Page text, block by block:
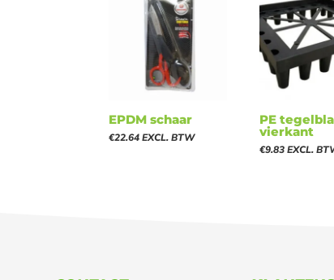
EPDM schaar
€22.64 EXCL. BTW
PE
vierkant
€9.83 EXCL.